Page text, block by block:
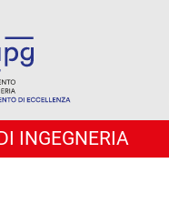
INGEGNERIA